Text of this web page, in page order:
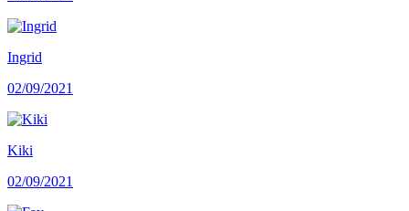
Ingrid
02/09/2021
Kiki
02/09/2021